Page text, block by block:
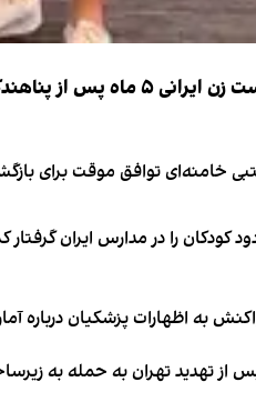
پناهندگی، شهروند استرالیا شدند
توافق موقت برای
کودکان را در مدارس ایران
به اظهارات پزشکیان درباره
از تهدید تهران به حمله به